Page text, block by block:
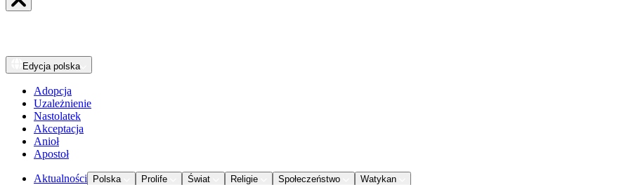
Edycja polska
Adopcja
Uzależnienie
Nastolatek
Akceptacja
Anioł
Apostoł
Aktualności Polska Prolife Świat Religie Społeczeństwo Watykan